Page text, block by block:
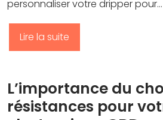
personnaliser votre dripper pour…
Lire la suite
L’importance du
résistances pour